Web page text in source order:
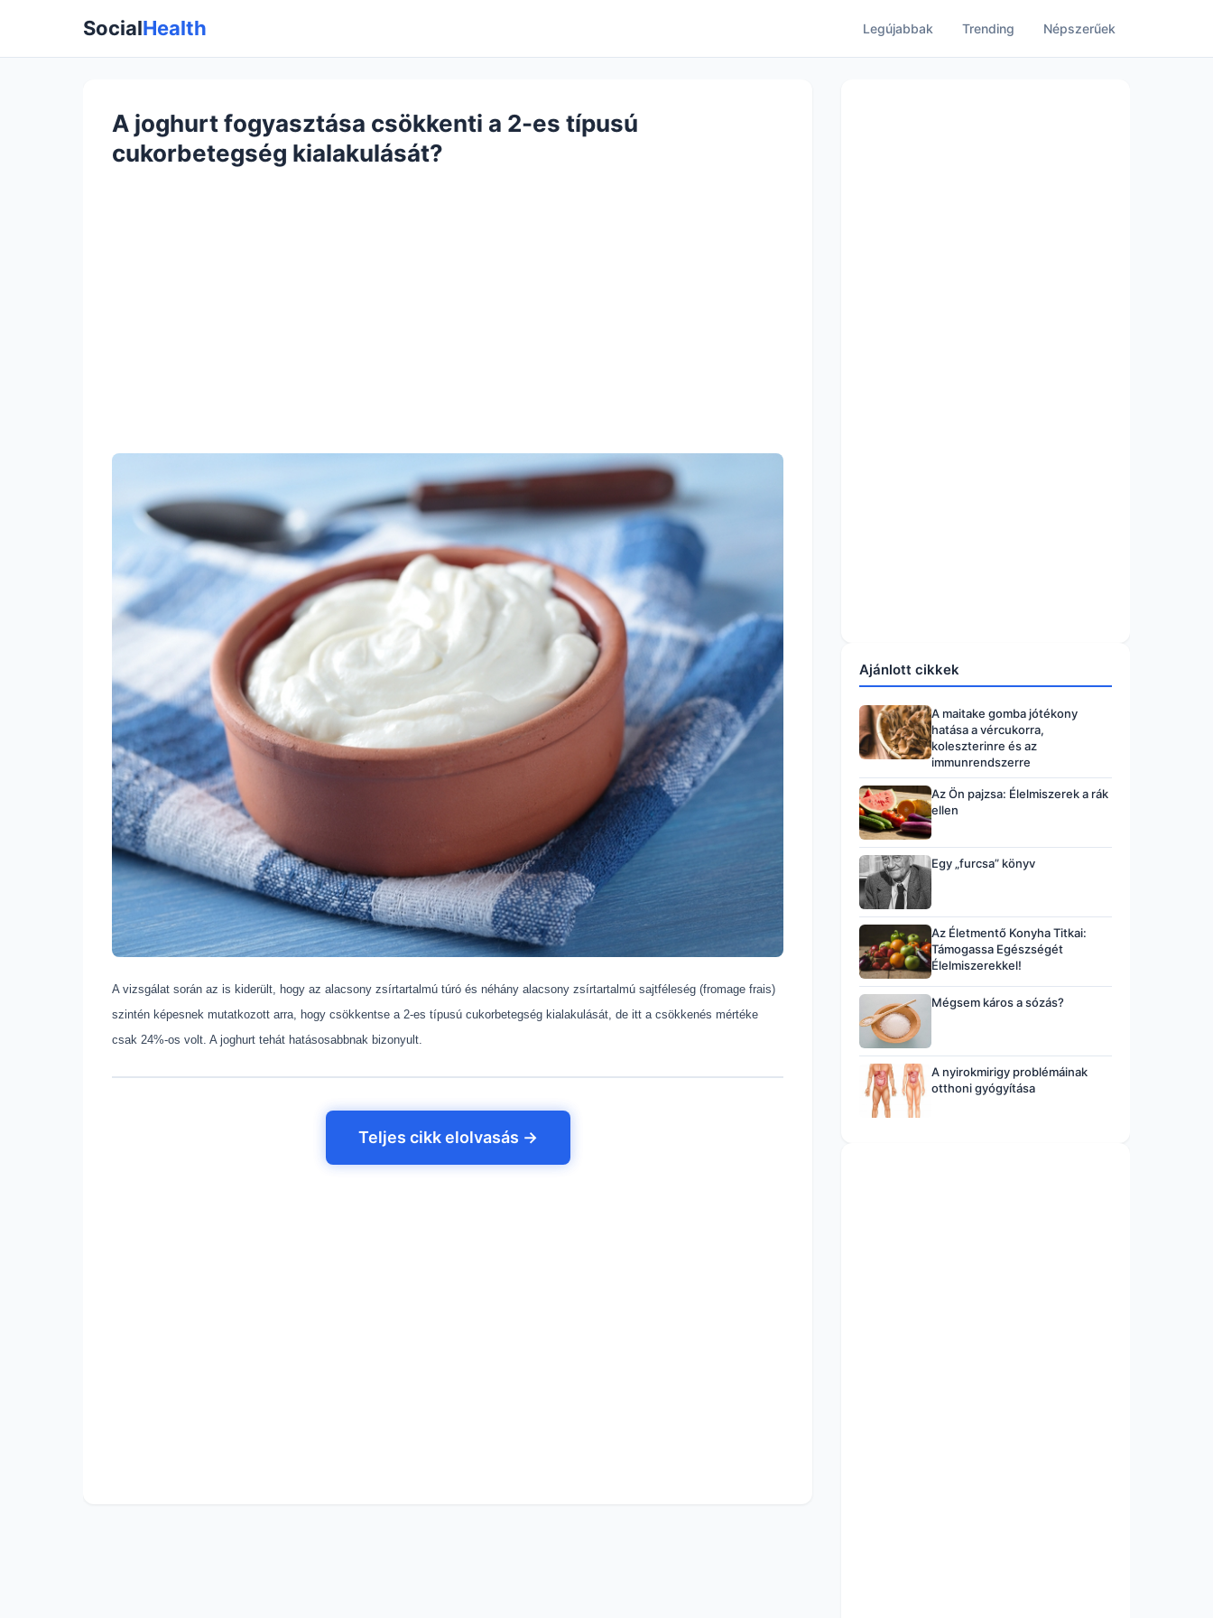
SocialHealth Legújabbak Trending Népszerűek
A joghurt fogyasztása csökkenti a 2-es típusú
cukorbetegség kialakulását?
A vizsgálat során az is kiderült, hogy az alacsony zsírtartalmú túró és néhány alacsony zsírtartalmú sajtféleség (fromage frais)
szintén képesnek mutatkozott arra, hogy csökkentse a 2-es típusú cukorbetegség kialakulását, de itt a csökkenés mértéke
csak 24%-os volt. A joghurt tehát hatásosabbnak bizonyult.
Teljes cikk elolvasás →
Ajánlott cikkek
A maitake gomba jótékony
hatása a vércukorra,
koleszterinre és az
immunrendszerre
Az Ön pajzsa: Élelmiszerek a rák
ellen
Egy „furcsa” könyv
Az Életmentő Konyha Titkai:
Támogassa Egészségét
Élelmiszerekkel!
Mégsem káros a sózás?
A nyirokmirigy problémáinak
otthoni gyógyítása